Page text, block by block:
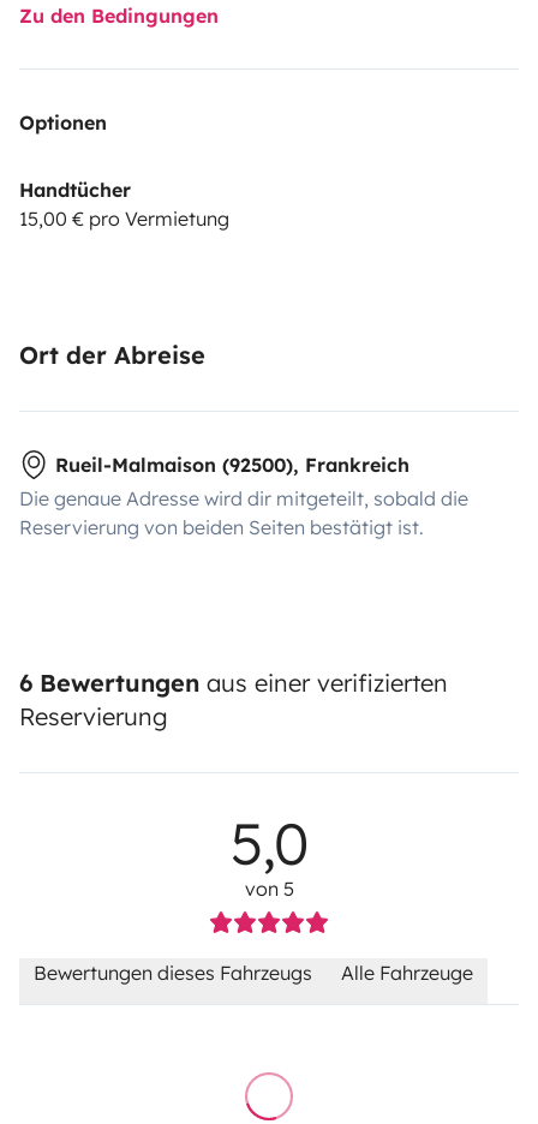
Zu den Bedingungen
Optionen
Handtücher
15,00 € pro Vermietung
Ort der Abreise
Rueil-Malmaison (92500), Frankreich
Die genaue Adresse wird dir mitgeteilt, sobald die
Reservierung von beiden Seiten bestätigt ist.
6 Bewertungen aus einer verifizierten
Reservierung
5,0
von 5
Bewertungen dieses Fahrzeugs Alle Fahrzeuge